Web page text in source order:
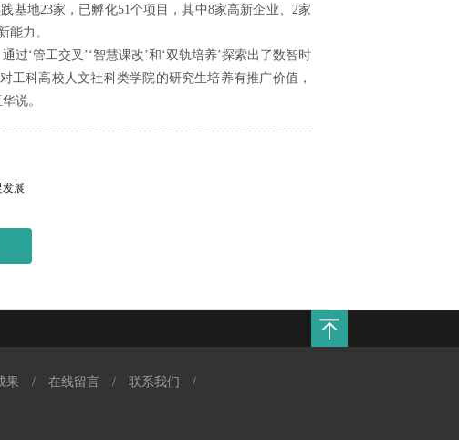
基地23家，已孵化51个项目，其中8家高新企业、2家
能力。
‘管工交叉’‘智慧课改’和‘双轨培养’探索出了数智时
工科高校人文社科类学院的研究生培养有推广价值，
说。
展
果 / 在线留言 / 联系我们 /